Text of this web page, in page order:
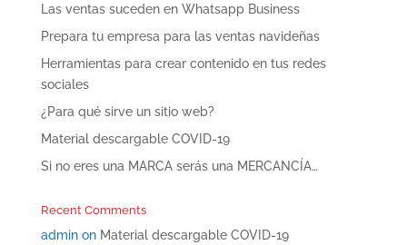
Las ventas suceden en Whatsapp Business
Prepara tu empresa para las ventas navideñas
Herramientas para crear contenido en tus redes
sociales
¿Para qué sirve un sitio web?
Material descargable COVID-19
Si no eres una MARCA serás una MERCANCÍA…
Recent Comments
adminon Material descargable COVID-19